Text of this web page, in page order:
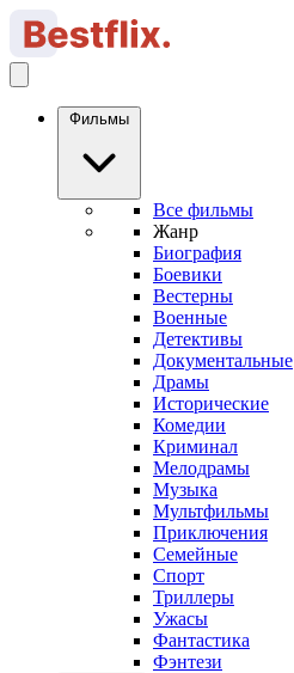
Фильмы
Все фильмы
Жанр
Биография
Боевики
Вестерны
Военные
Детективы
Документальные
Драмы
Исторические
Комедии
Криминал
Мелодрамы
Музыка
Мультфильмы
Приключения
Семейные
Спорт
Триллеры
Ужасы
Фантастика
Фэнтези